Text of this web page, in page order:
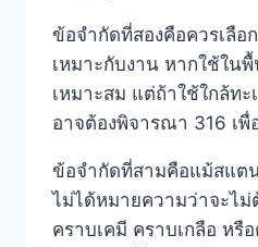
ข้อจำกัดที่สองคือควรเลือ
เหมาะกับงาน หากใช้ใน
เหมาะสม แต่ถ้าใช้ใกล้ท
อาจต้องพิจารณา 316 เ
ข้อจำกัดที่สามคือแม้สแต
ไม่ได้หมายความว่าจะไม่
คราบเคมี คราบเกลือ หรื